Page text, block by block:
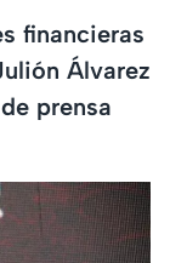
financieras
Álvarez
prensa